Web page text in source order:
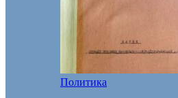
Политика